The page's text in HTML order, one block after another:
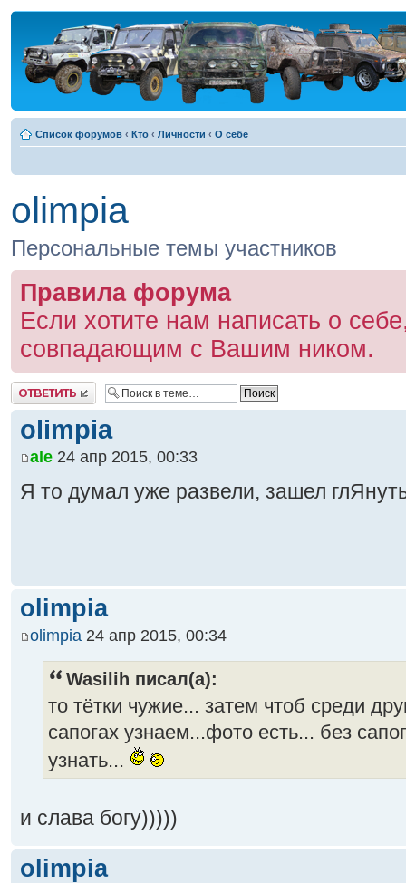
Список форумов ‹ Кто ‹ Личности ‹ О себе
olimpia
Персональные темы участников
Правила форума
Если хотите нам написать о
совпадающим с Вашим ником.
Ответить
olimpia
ale 24 апр 2015, 00:33
Я то думал уже развели, зашел
olimpia
olimpia 24 апр 2015, 00:34
Wasilih писал(а):
то тётки чужие... затем чтоб среди
сапогах узнаем...фото есть... без
узнать...
и слава богу)))))
olimpia